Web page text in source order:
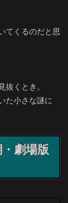
てくるのだと思
抜くとき。
た小さな謎に
劇場版